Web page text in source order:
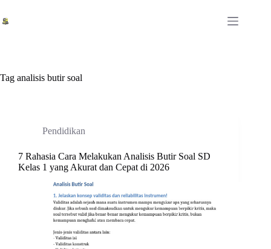
to
content
Tag analisis butir soal
Pendidikan
7 Rahasia Cara Melakukan Analisis Butir Soal SD
Kelas 1 yang Akurat dan Cepat di 2026